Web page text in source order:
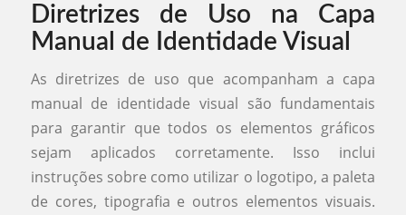
Diretrizes de Uso na Capa
Manual de Identidade Visual
As diretrizes de uso que acompanham a capa
manual de identidade visual são fundamentais
para garantir que todos os elementos gráficos
sejam aplicados corretamente. Isso inclui
instruções sobre como utilizar o logotipo, a paleta
de cores, tipografia e outros elementos visuais.